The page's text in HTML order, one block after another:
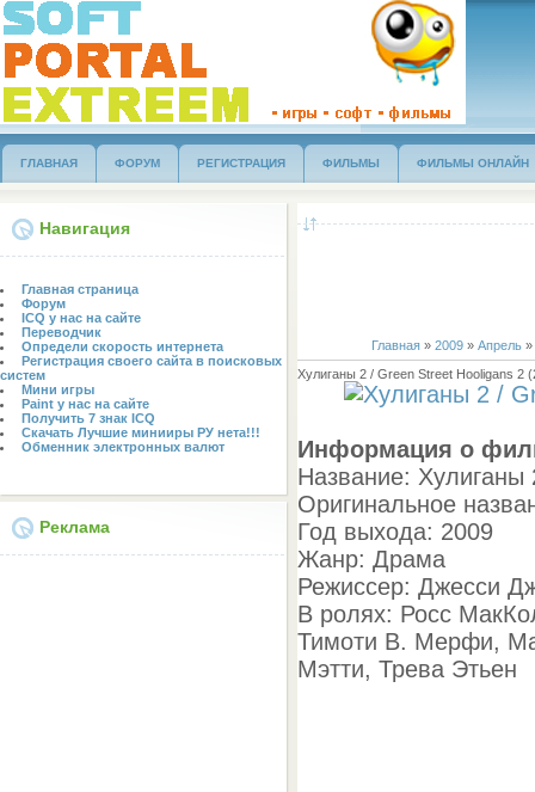
ГЛАВНАЯ ФОРУМ РЕГИСТРАЦИЯ ФИЛЬМЫ ФИЛЬМЫ ОНЛАЙН
Навигация
Главная страница
Форум
ICQ у нас на сайте
Переводчик
Определи скорость интернета
Регистрация своего сайта в поисковых
систем
Мини игры
Paint у нас на сайте
Получить 7 знак ICQ
Скачать Лучшие минииры РУ нета!!!
Обменник электронных валют
Реклама
Главная» 2009 » Апрель »
Хулиганы 2 / Green Street Hooligans 2
Информация о
Название: Хулиганы
Оригинальное
Год выхода: 2009
Жанр: Драма
Режиссер: Джесси
В ролях: Росс
Тимоти В. Мерфи,
Мэтти, Трева Этьен